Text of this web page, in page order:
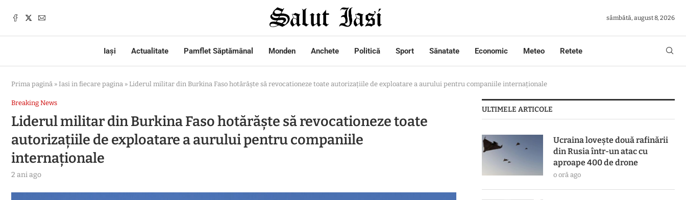
sâmbătă, august 8, 2026
Iași Actualitate Pamflet Săptămânal Monden Anchete Politică Sport Sănatate Economic Meteo Retete
Prima pagină » Iasi in fiecare pagina » Liderul militar din Burkina Faso hotărăște să revocationeze toate autorizațiile de exploatare a aurului pentru companiile internaționale
Breaking News
Liderul militar din Burkina Faso hotărăște să revocationeze toate
autorizațiile de exploatare a aurului pentru companiile
internaționale
2 ani ago
ULTIMELE ARTICOLE
Ucraina lovește două rafinării
din Rusia într-un atac cu
aproape 400 de drone
o oră ago